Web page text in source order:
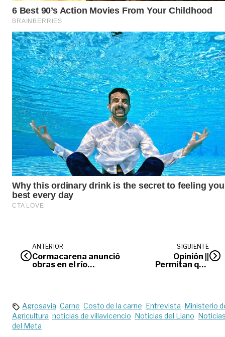
ANTERIOR
Cormacarena anunció
obras en el río
SIGUIENTE
Opinión ||
Permitan que
Agrosavia Carne Costo de la carne Entrevista Ministerio
Agricultura noticias de villavicencio Noticias del Llano
del Meta